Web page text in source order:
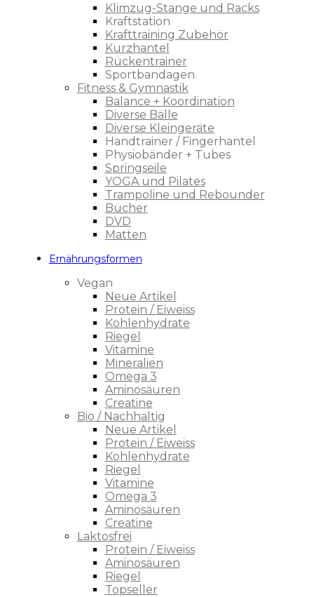
Klimzug-Stange und Racks
Kraftstation
Krafttraining Zubehör
Kurzhantel
Rückentrainer
Sportbandagen
Fitness & Gymnastik
Balance + Koordination
Diverse Bälle
Diverse Kleingeräte
Handtrainer / Fingerhantel
Physiobänder + Tubes
Springseile
YOGA und Pilates
Trampoline und Rebounder
Bücher
DVD
Matten
Ernährungsformen
Vegan
Neue Artikel
Protein / Eiweiss
Kohlenhydrate
Riegel
Vitamine
Mineralien
Omega 3
Aminosäuren
Creatine
Bio / Nachhaltig
Neue Artikel
Protein / Eiweiss
Kohlenhydrate
Riegel
Vitamine
Omega 3
Aminosäuren
Creatine
Laktosfrei
Protein / Eiweiss
Aminosäuren
Riegel
Topseller